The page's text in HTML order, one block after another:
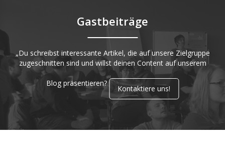
Gastbeiträge
„Du schreibst interessante Artikel, die auf unsere Zielgruppe
zugeschnitten sind und willst deinen Content auf unserem
Blog präsentieren?
Kontaktiere uns!